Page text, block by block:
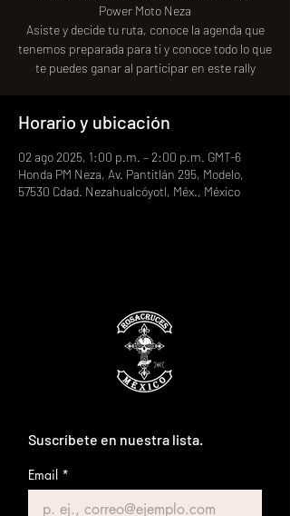
Power Moto Neza
Asiste y decide tu ruta, conoce la agenda que
tenemos preparada para ti y conoce todo lo que
te puedes ganar al participar en este rally
Horario y ubicación
02 ago 2025, 1:00 p.m. – 2:00 p.m. GMT-6
Honda PM Neza, Av. Pantitlán 295, Modelo,
57530 Cdad. Nezahualcóyotl, Méx., México
Suscríbete en nuestra lista.
Email *